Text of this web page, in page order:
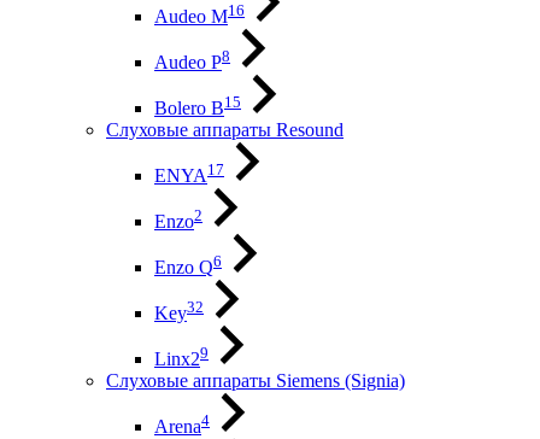
Audeo М16
Audeo P8
Bolero B15
Слуховые аппараты Resound
ENYA17
Enzo2
Enzo Q6
Key32
Linx29
Слуховые аппараты Siemens (Signia)
Arena4